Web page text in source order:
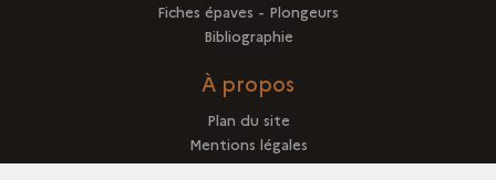
Fiches épaves - Plongeurs
Bibliographie
À propos
Plan du site
Mentions légales
Crédits